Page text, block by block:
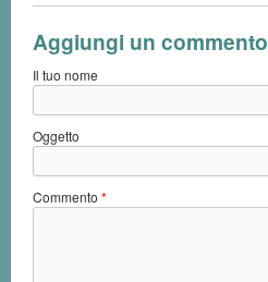
Aggiungi un commento
Il tuo nome
Oggetto
Commento *